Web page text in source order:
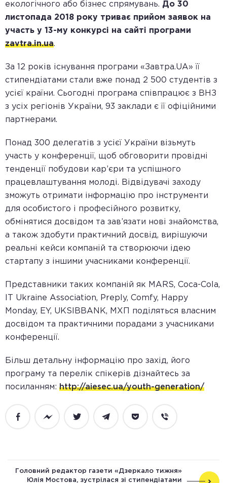
екологічного або бізнес спрямувань. До 30
листопада 2018 року триває прийом заявок на
участь у 13-му конкурсі на сайті програми
zavtra.in.ua.
За 12 років існування програми «Завтра.UA» її
стипендіатами стали вже понад 2 500 студентів з
усієї країни. Сьогодні програма співпрацює з ВНЗ
з усіх регіонів України, 93 заклади є її офіційними
партнерами.
Понад 300 делегатів з усієї України візьмуть
участь у конференції, щоб обговорити провідні
тенденції побудови кар’єри та успішного
працевлаштування молоді. Відвідувачі заходу
зможуть отримати інформацію про інструменти
для особистого і професійного розвитку,
обмінятися досвідом та зав’язати нові знайомства,
а також здобути практичний досвід, вирішуючи
реальні кейси компаній та створюючи ідею
стартапу з іншими учасниками конференції.
Представники таких компаній як MARS, Сoca-Cola,
IT Ukraine Association, Preply, Comfy, Happy
Monday, EY, UKSIBBANK, МХП поділяться власним
досвідом та практичними порадами з учасниками
конференції.
Більш детальну інформацію про захід, його
програму та перелік спікерів дізнайтесь за
посиланням: http://aiesec.ua/youth-generation/
FacebookMessengerTwitter TelegramPocket Viber
Головний редактор газети «Дзеркало тижня»
Юлія Мостова, зустрілася зі стипендіатами